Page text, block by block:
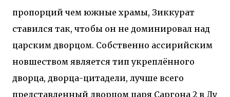
пропорций чем южные храмы, Зиккурат
ставился так, чтобы он не доминировал над
царским дворцом. Собственно ассирийским
новшеством является тип укреплённого
дворца, дворца-цитадели, лучше всего
представленный дворцом царя Саргона 2 в Ду